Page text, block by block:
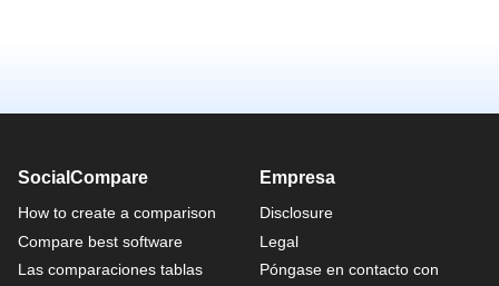
SocialCompare
How to create a comparison
Compare best software
Las comparaciones tablas
Empresa
Disclosure
Legal
Póngase en contacto con